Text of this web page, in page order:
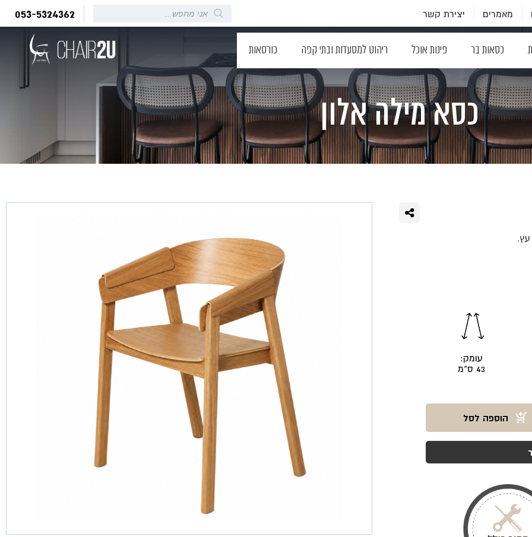
מאמרים יצירת קשר
Products
search
053-5324362
כסאות בר פינות אוכל ריהוט למסעדות ובתי קפה כורסאות
כסא מילה אלון
עץ.
עומק:
43 ס"מ
הוספה לסל